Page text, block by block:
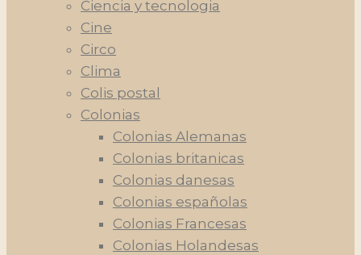
Ciencia y tecnologia
Cine
Circo
Clima
Colis postal
Colonias
Colonias Alemanas
Colonias britanicas
Colonias danesas
Colonias españolas
Colonias Francesas
Colonias Holandesas